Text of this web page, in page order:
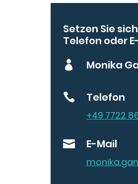
Setzen Sie
Telefon oder
 Monika
 Telefon
+49 7722
 E-Mail